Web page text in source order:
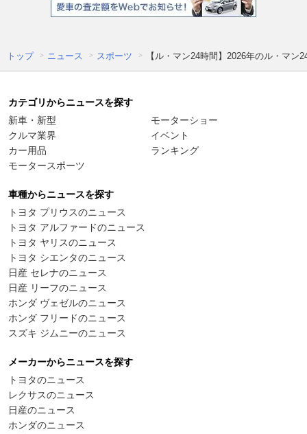
トップ ニュース スポーツ 【ル・マン24時間】2026年のル・マ
カテゴリからニュースを探す
新車・新型
クルマ業界
カー用品
モータースポーツ
モーターショー
イベント
ランキング
車種からニュースを探す
トヨタ プリウスのニュース
トヨタ アルファードのニュース
トヨタ ヤリスのニュース
トヨタ シエンタのニュース
日産 セレナのニュース
日産 リーフのニュース
ホンダ ヴェゼルのニュース
ホンダ フリードのニュース
スズキ ジムニーのニュース
メーカーからニュースを探す
トヨタのニュース
レクサスのニュース
日産のニュース
ホンダのニュース